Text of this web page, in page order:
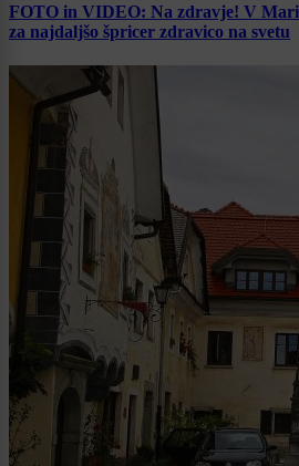
FOTO in VIDEO: Na zdravje! V
za najdaljšo špricer zdravico na svetu